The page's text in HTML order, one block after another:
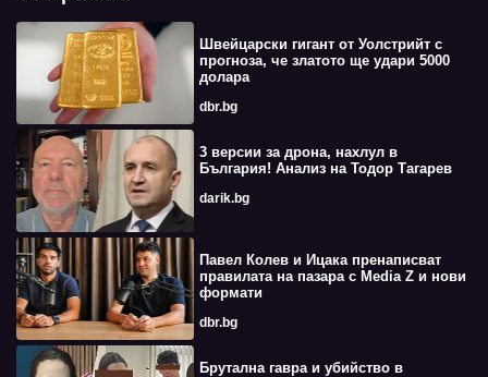
Швейцарски гигант от Уолстрийт с
прогноза, че златото ще удари 5000
долара
dbr.bg
3 версии за дрона, нахлул в
България! Анализ на Тодор Тагарев
darik.bg
Павел Колев и Ицака пренаписват
правилата на пазара с Media Z и нови
формати
dbr.bg
Брутална гавра и убийство в